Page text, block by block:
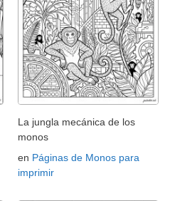
La jungla mecánica de los
monos
en Páginas de Monos para
imprimir